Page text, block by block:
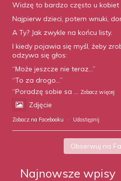
Widzę to bardzo często u kobiet
Najpierw dzieci, potem wnuki,
A Ty? Jak zwykle na końcu listy.
I kiedy pojawia się myśl, żeby
odzywa się głos:
“Może jeszcze nie teraz…”
“To za drogo…”
“Poradzę sobie sa ... Zobacz więcej
Zdjęcie
Zobacz na Facebooku · Udostępnij
Obserwuj na
Najnowsze wpisy